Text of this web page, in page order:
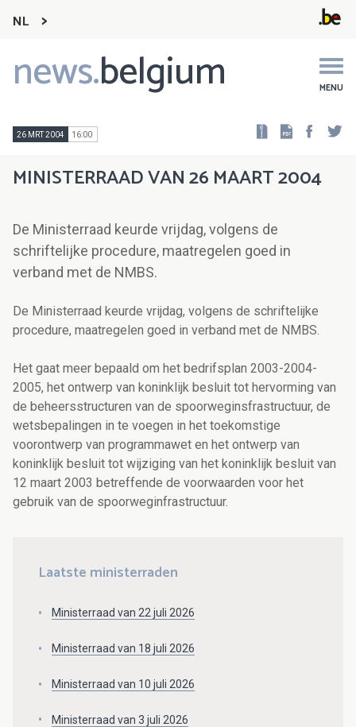
NL
news.belgium MENU
Main
navigation
26 MRT 2004 16:00
MINISTERRAAD VAN 26 MAART 2004
De Ministerraad keurde vrijdag, volgens de
schriftelijke procedure, maatregelen goed in
verband met de NMBS.
De Ministerraad keurde vrijdag, volgens de schriftelijke
procedure, maatregelen goed in verband met de NMBS.
Het gaat meer bepaald om het bedrifsplan 2003-2004-
2005, het ontwerp van koninklijk besluit tot hervorming van
de beheersstructuren van de spoorweginsfrastructuur, de
wetsbepalingen in te voegen in het toekomstige
voorontwerp van programmawet en het ontwerp van
koninklijk besluit tot wijziging van het koninklijk besluit van
12 maart 2003 betreffende de voorwaarden voor het
gebruik van de spoorweginfrastructuur.
Laatste ministerraden
Ministerraad van 22 juli 2026
Ministerraad van 18 juli 2026
Ministerraad van 10 juli 2026
Ministerraad van 3 juli 2026